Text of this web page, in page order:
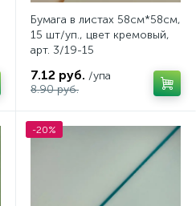
Бумага в листах 58см*58см,
15 шт/уп., цвет кремовый,
арт. 3/19-15
7.12 руб. /упа
8.90 руб.
-20%